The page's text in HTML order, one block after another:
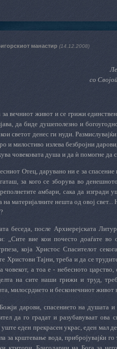
манастир (14.12.2008)
со
за вечниот живот и се грижи
да биде душеполезно и
светот денес ги нуди.
и милостиво излева безбројни
човековата душа и да ѝ помогне да
Отец, дарувано ни е за
за кого се зборува во
амбари, сака да
материјалните нешта од овој
беседа, после Архиерејската
„Сите вие кои почесто доаѓате
која Христос Спасителот
Христови Тајни, треба и да се
човекот, а тоа е - небесното
на сите наши грижи и труд,
милосрдието и бесконечниот
дарови, спасението на душата и
да го градат и разубавуваат ова
еден прекрасен украс, еден мал
за крштевање вода, прибројувајќи